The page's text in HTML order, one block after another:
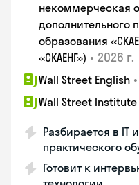
некоммерческая
дополнительного
образования
«СКАЕНГ») • 2026 г.
Wall Street English •
Wall Street Institute
Разбирается в IT
практического
Готовит к